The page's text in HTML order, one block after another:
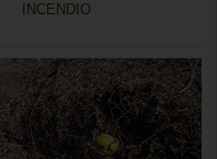
INCENDIO